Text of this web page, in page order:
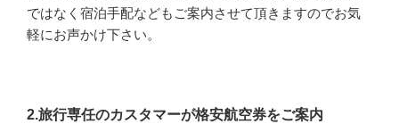
ではなく宿泊手配などもご案内させて頂きますのでお気
軽にお声かけ下さい。
2.旅行専任のカスタマーが格安航空券をご案内